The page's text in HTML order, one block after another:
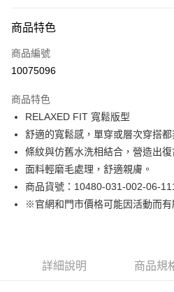
信用卡一次付款
LINE Pay
街口支付
悠遊付
Google Pay
貨到付款
商品特色
商品編號
10075096
商品特色
RELAXED FIT 寬鬆版型
舒適的寬鬆感，單穿或層次穿搭都
條紋與仿舊水洗相結合，營造出復
面料輕磨毛處理，舒適親膚。
商品貨號：10480-031-002-06-
※官網和門市價格可能因活動而有
詳細說明 商品規